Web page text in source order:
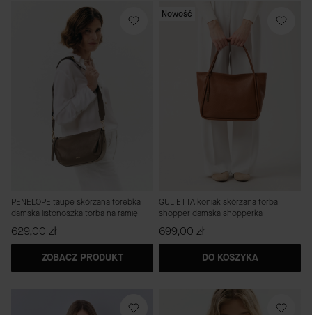
PENELOPE taupe skórzana torebka
damska listonoszka torba na ramię
Cena
629,00 zł
ZOBACZ PRODUKT
Nowość
GULIETTA koniak skórzana torba
shopper damska shopperka
Cena
699,00 zł
DO KOSZYKA